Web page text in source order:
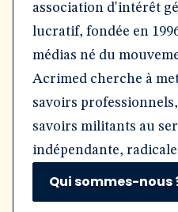
association d'intérêt
lucratif, fondée en
médias né du
Acrimed cherche à
savoirs
savoirs militants au
indépendante,
Qui sommes-nous